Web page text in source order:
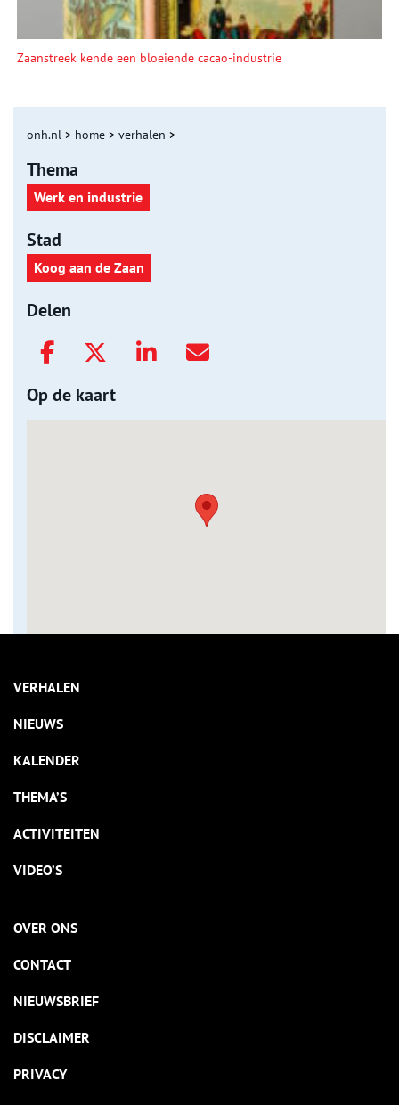
Zaanstreek kende een bloeiende cacao-industrie
onh.nl > home > verhalen >
Thema
Werk en industrie
Stad
Koog aan de Zaan
Delen
Op de kaart
VERHALEN
NIEUWS
KALENDER
THEMA’S
ACTIVITEITEN
VIDEO’S
OVER ONS
CONTACT
NIEUWSBRIEF
DISCLAIMER
PRIVACY